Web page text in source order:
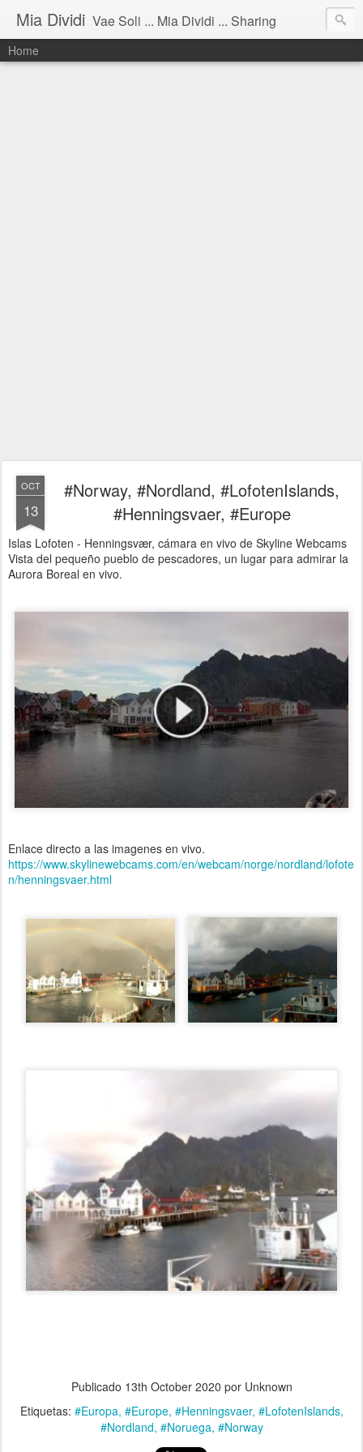
Mia Dividi Vae Soli ... Mia Dividi ... Sharing
Home
OCT
13
#Norway, #Nordland, #LofotenIslands,
#Henningsvaer, #Europe
Islas Lofoten - Henningsvær, cámara en vivo de Skyline Webcams
Vista del pequeño pueblo de pescadores, un lugar para admirar la
Aurora Boreal en vivo.
Enlace directo a las imagenes en vivo.
https://www.skylinewebcams.com/en/webcam/norge/nordland/lofote
n/henningsvaer.html
Publicado 13th October 2020 por Unknown
Etiquetas: #Europa #Europe #Henningsvaer #LofotenIslands
#Nordland #Noruega #Norway